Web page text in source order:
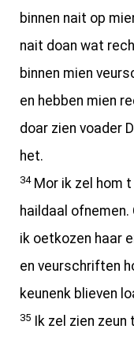
binnen nait op
nait doan wat
binnen mien
en hebben mien
doar zien voader
het.
34Mor ik zel hom
haildaal ofnemen.
ik oetkozen haar
en veurschriften
keunenk blieven
35
Ik zel zien